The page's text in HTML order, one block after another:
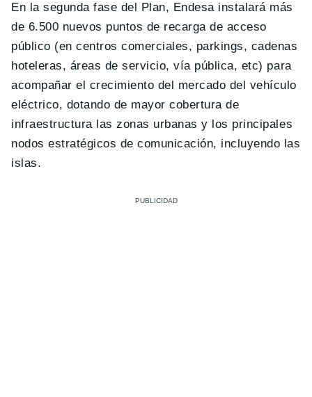
En la segunda fase del Plan, Endesa instalará más
de 6.500 nuevos puntos de recarga de acceso
público (en centros comerciales, parkings, cadenas
hoteleras, áreas de servicio, vía pública, etc) para
acompañar el crecimiento del mercado del vehículo
eléctrico, dotando de mayor cobertura de
infraestructura las zonas urbanas y los principales
nodos estratégicos de comunicación, incluyendo las
islas.